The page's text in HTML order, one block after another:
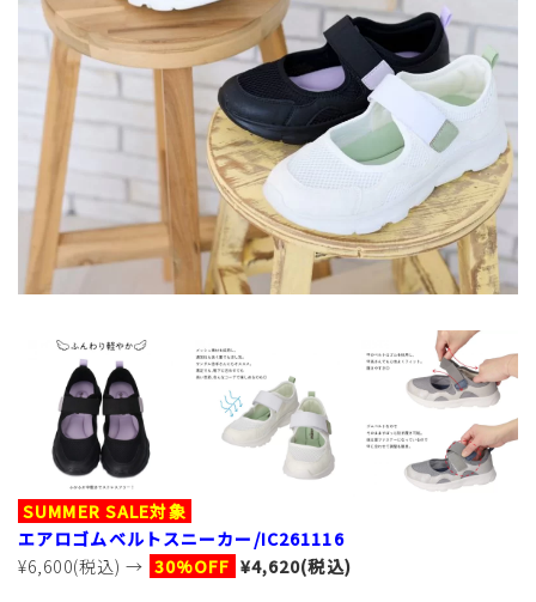
SUMMER SALE対象
エアロゴムベルトスニーカー/IC261116
¥6,600(税込) → 30%OFF ¥4,620(税込)